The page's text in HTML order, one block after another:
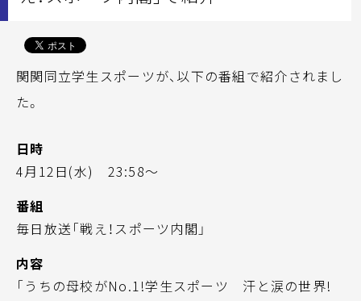
関関同立学生スポーツが、以下の番組で紹介されまし
た。
日時
4月12日(水) 23:58～
番組
毎日放送「戦え！スポーツ内閣」
内容
「うちの母校がNo.1!学生スポーツ 汗と涙の世界!